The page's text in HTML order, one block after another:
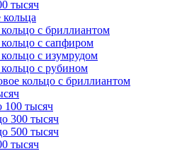
тысяч
с бриллиантом
кольцо с сапфиром
с изумрудом
кольцо с рубином
кольцо с бриллиантом
100 тысяч
300 тысяч
500 тысяч
тысяч